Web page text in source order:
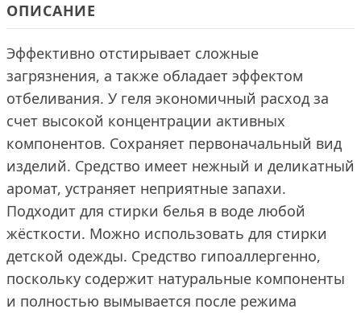
ОПИСАНИЕ
Эффективно отстирывает сложные
загрязнения, а также обладает эффектом
отбеливания. У геля экономичный расход за
счет высокой концентрации активных
компонентов. Сохраняет первоначальный вид
изделий. Средство имеет нежный и деликатный
аромат, устраняет неприятные запахи.
Подходит для стирки белья в воде любой
жёсткости. Можно использовать для стирки
детской одежды. Средство гипоаллергенно,
поскольку содержит натуральные компоненты
и полностью вымывается после режима